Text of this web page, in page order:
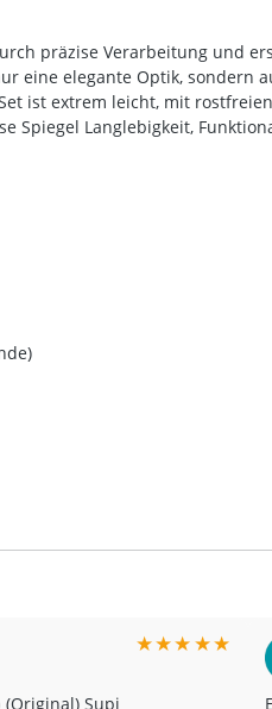
präzise Verarbeitung und
eine elegante Optik, sondern
ist extrem leicht, mit
Spiegel Langlebigkeit,
★★★★★
(Translated by Google) Soup (Original) Supi